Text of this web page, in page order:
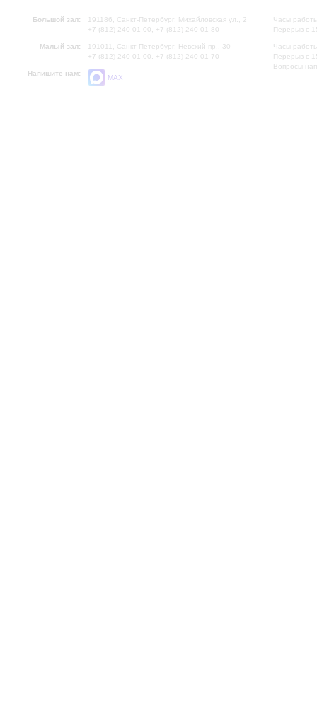
Большой зал:
191186, Санкт-Петербург, Михайловская ул., 2
+7 (812) 240-01-00, +7 (812) 240-01-80
Малый зал:
191011, Санкт-Петербург, Невский пр., 30
+7 (812) 240-01-00, +7 (812) 240-01-70
Напишите нам:
MAX
Часы
Перерыв с
Часы
Перерыв с
Вопросы